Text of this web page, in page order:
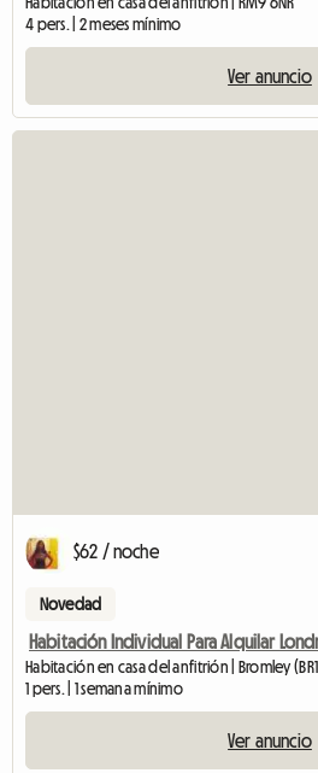
4 pers. | 2 meses mínimo
Ver anuncio
$62 / noche
Novedad
Habitación Individual Para Alquilar
Habitación en casa del anfitrión | Bromley (BR1
1 pers. | 1 semana mínimo
Ver anuncio